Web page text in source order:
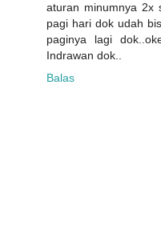
aturan minumnya 2x
pagi hari dok udah
paginya lagi
Indrawan dok..
Balas